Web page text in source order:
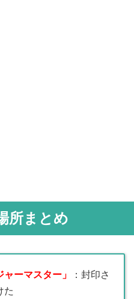
所まとめ
ーマスター」
：封印さ
た